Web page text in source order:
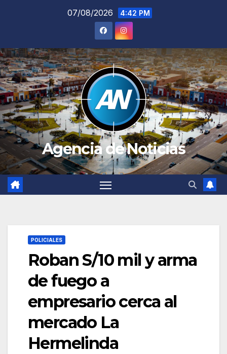
07/08/2026 4:42 PM
Agencia de Noticias
POLICIALES
Roban S/10 mil y arma
de fuego a
empresario cerca al
mercado La
Hermelinda